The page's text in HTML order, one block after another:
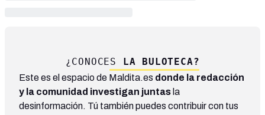
¿CONOCES LA BULOTECA?
Este es el espacio de Maldita.es donde la redacción
y la comunidad investigan juntas la
desinformación. Tú también puedes contribuir con tus